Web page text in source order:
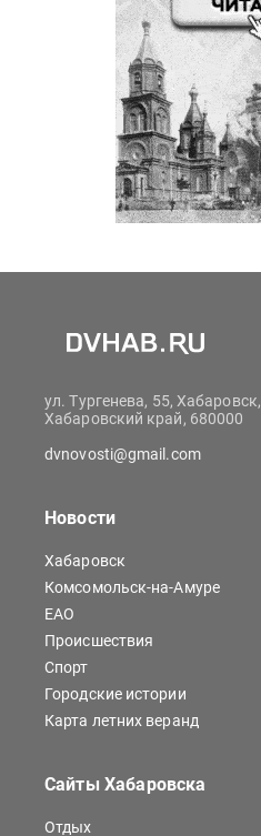
ул. Тургенева, 55, Хабаровск,
Хабаровский край, 680000
dvnovosti@gmail.com
Новости
Хабаровск
Комсомольск-на-Амуре
ЕАО
Происшествия
Спорт
Городские истории
Карта летних веранд
Сайты Хабаровска
Отдых